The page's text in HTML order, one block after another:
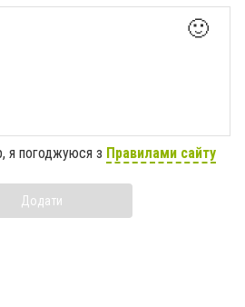
🙂
я погоджуюся з Правилами сайту
Додати